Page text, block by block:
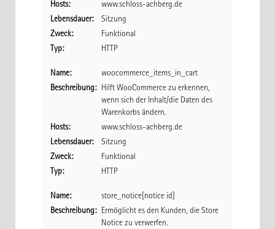
Hosts:
www.schloss-achberg.de
Lebensdauer:
Sitzung
Zweck:
Funktional
Typ:
HTTP
Name:
woocommerce_items_in_cart
Beschreibung:
Hilft WooCommerce zu erkennen,
wenn sich der Inhalt/die Daten des
Warenkorbs ändern.
Hosts:
www.schloss-achberg.de
Lebensdauer:
Sitzung
Zweck:
Funktional
Typ:
HTTP
Name:
store_notice[notice id]
Beschreibung:
Ermöglicht es den Kunden, die Store
Notice zu verwerfen.